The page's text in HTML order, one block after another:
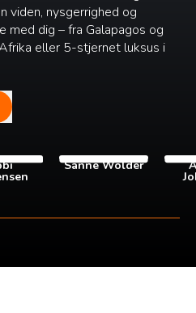
viden, nysgerrighed og
dig – fra Galapagos og
eller 5-stjernet luksus i
Sanne Wolder